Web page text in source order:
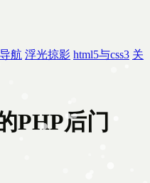
航 浮光掠影 html5与css3 关
PHP后门